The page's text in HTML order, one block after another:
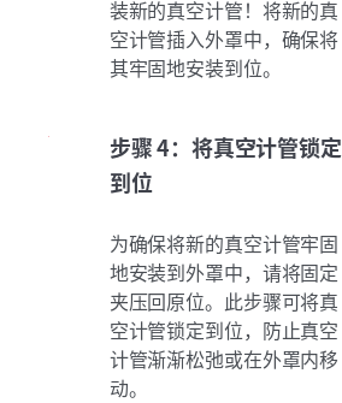
装新的真空计管！将新的真
空计管插入外罩中，确保将
其牢固地安装到位。
步骤 4：将真空计管锁定
到位
为确保将新的真空计管牢固
地安装到外罩中，请将固定
夹压回原位。此步骤可将真
空计管锁定到位，防止真空
计管渐渐松弛或在外罩内移
动。